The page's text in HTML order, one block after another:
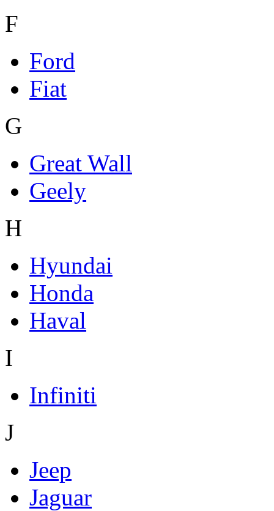
F
Ford
Fiat
G
Great Wall
Geely
H
Hyundai
Honda
Haval
I
Infiniti
J
Jeep
Jaguar